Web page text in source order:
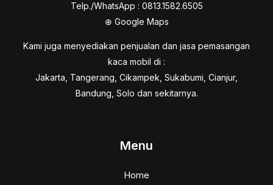
Telp./WhatsApp : 0813.1582.6505
⊕ Google Maps
Kami juga menyediakan penjualan dan jasa pemasangan
kaca mobil di :
Jakarta, Tangerang, Cikampek, Sukabumi, Cianjur,
Bandung, Solo dan sekitarnya.
Menu
Home